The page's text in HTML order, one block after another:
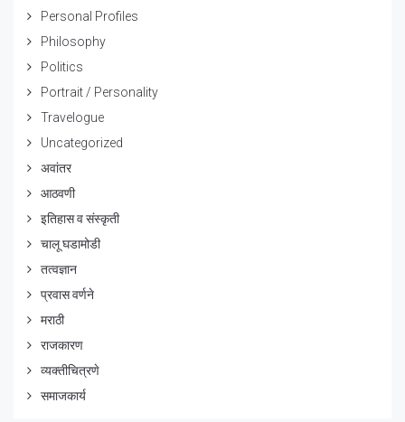
Personal Profiles
Philosophy
Politics
Portrait / Personality
Travelogue
Uncategorized
अवांतर
आठवणी
इतिहास व संस्कृती
चालू घडामोडी
तत्वज्ञान
प्रवास वर्णने
मराठी
राजकारण
व्यक्तीचित्रणे
समाजकार्य